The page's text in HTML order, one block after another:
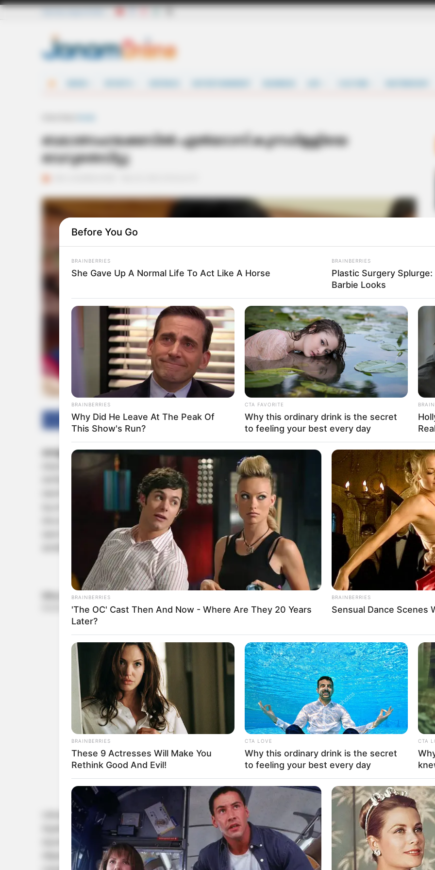
ബലാത്സംഗക്കേസില്‍ എൽദോസ് കുന്നപ്പിള്ളിയെ
വെറുതെവിട്ടു
Facebook Twitter WhatsApp Telegram
നെയ്യാറ്റിൻകര:കോണ്‍ഗ്രസ് നേതാവും എം.എല്‍.എയുമായ എല്‍ദോസ് കുന്നപ്പിള്ളിയെ
ബലാത്സംഗക്കേസില്‍വെറുതെ വിട്ടു.നെയ്യാറ്റിൻകര കോടതിയുടേതാണ് ഉത്തരവ്. എല്‍ദോസ്
തനിക്കെതിരെ പീഡനശ്രമം നടത്തിയിട്ടില്ലെന്ന് കാണിച്ച് പരാതിക്കാരിയായ യുവതി കോടതിയില്‍
മൊഴി മാറ്റിയിരുന്നു . നെയ്യാറ്റിന്‍കര കോടതിയില്‍ മൊഴി രേഖപ്പെടുത്തുന്നതിനിടയിലാണ്
പ്രോസിക്യൂഷനെ പ്രതിരോധത്തിലാക്കി പരാതിക്കാരി മൊഴി മാറ്റിയത്. മൊഴി നല്‍കുന്നതിനിടെ
ദേഹാസ്വാസ്ഥ്യം അനുഭവപ്പെട്ട യുവതിയെ പിന്നീട് ആശുപത്രിയിലേക്ക് മാറ്റി. പരാതിക്കാരിക്ക് പുറമെ
കേസിലെ മറ്റ് മൂന്ന് പ്രധാന സാക്ഷികളും കോടതിയില്‍ കൂറുമാറിയിരുന്നു. കോടതിയിൽ
നേരിട്ടെത്തിയാണ് പരാതിക്കാരി തന്നെ പീഡിപ്പിച്ചിട്ടില്ലെന്ന മൊഴി നൽകിയത്.
വര്‍ഷങ്ങളായുള്ള പരിചയത്തിന്റെ പേരില്‍ എം.എല്‍.എ തന്നെ അടിമലത്തുറയിലെ റിസോര്‍ട്ടിലും
തൃക്കാക്കരയിലെയും കുന്നത്തുനാട്ടിലെയും വസതികളില്‍ വെച്ചും പീഡിപ്പിച്ചുവെന്നായിരുന്നു
യുവതിയുടെ മുന്‍പത്തെ പരാതി. കോവളത്ത് വെച്ച് വധിക്കാന്‍ ശ്രമിച്ചതായും
ആക്ഷേപമുണ്ടായിരുന്നു. ഈ പരാതികളുടെ അടിസ്ഥാനത്തില്‍ ബലാത്സംഗം, വധശ്രമം തുടങ്ങിയ
Before You Go
BRAINBERRIES
She Gave Up A Normal Life To Act Like A Horse
BRAINBERRIES
Plastic Surgery
Barbie Looks
BRAINBERRIES
Why Did He Leave At The Peak Of
This Show's Run?
CTA FAVORITE
Why this ordinary drink is the secret
to feeling your best every day
BRAINBERRIES
'The OC' Cast Then And Now - Where Are They 20 Years
Later?
BRAINBERRIES
Sensual Dance Scenes
BRAINBERRIES
These 9 Actresses Will Make You
Rethink Good And Evil!
CTA LOVE
Why this ordinary drink is the secret
to feeling your best every day
CTA